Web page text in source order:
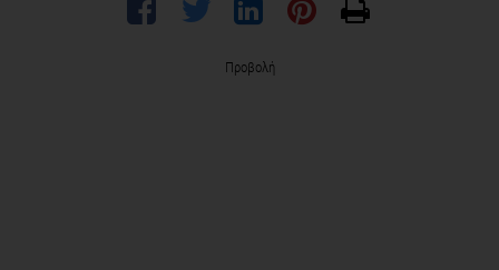
Προβολή